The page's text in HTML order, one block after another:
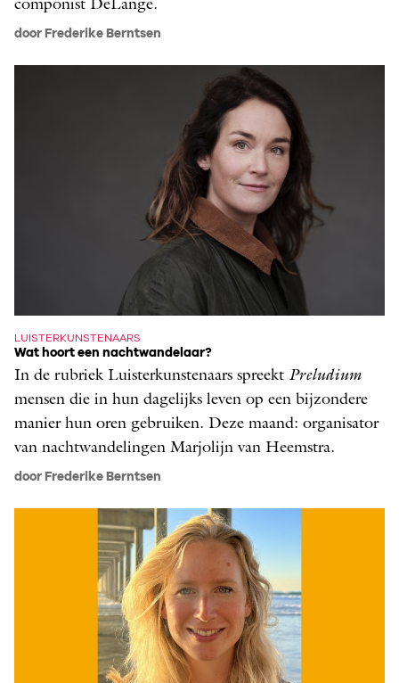
componist DeLange.
door Frederike Berntsen
LUISTERKUNSTENAARS
Wat hoort een nachtwandelaar?
In de rubriek Luisterkunstenaars spreekt ­ Preludium
mensen die in hun dagelijks leven op een bijzondere
manier hun oren gebruiken. Deze maand: organisator
van nachtwandelingen Marjolijn van Heemstra.
door Frederike Berntsen